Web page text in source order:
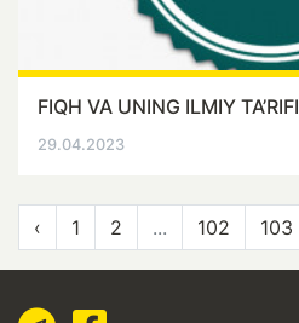
FIQH VA UNING ILMIY TA’RIFI
29.04.2023
‹ 1 2 ... 102 103